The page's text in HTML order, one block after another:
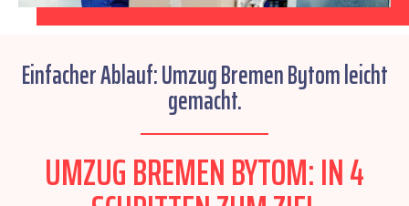
Einfacher Ablauf: Umzug Bremen Bytom leicht
gemacht.
UMZUG BREMEN BYTOM: IN 4